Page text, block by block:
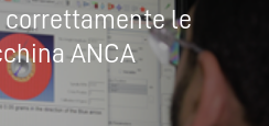
le
ANCA